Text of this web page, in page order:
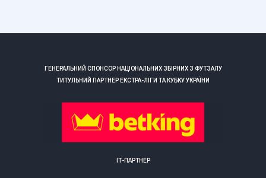
ГЕНЕРАЛЬНИЙ СПОНСОР НАЦІОНАЛЬНИХ ЗБІРНИХ З ФУТЗАЛУ
ТИТУЛЬНИЙ ПАРТНЕР ЕКСТРА-ЛІГИ ТА КУБКУ УКРАЇНИ
ІТ-ПАРТНЕР